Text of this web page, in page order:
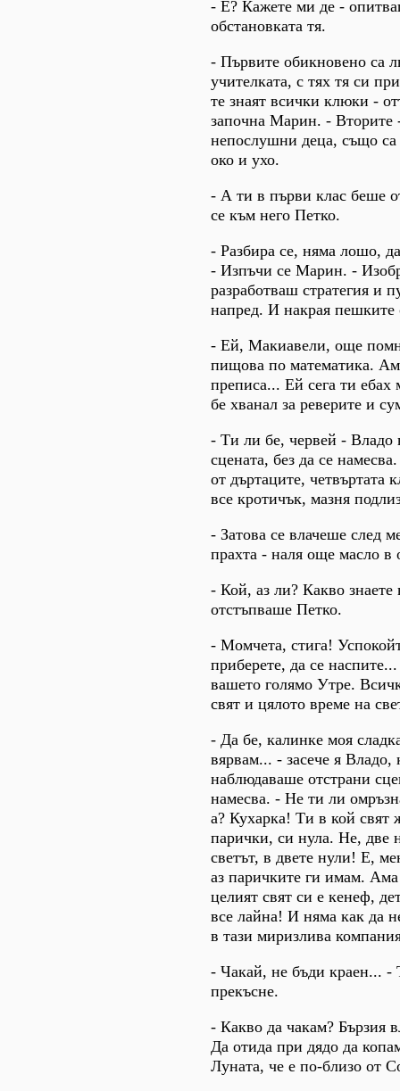
- Е? Кажете ми де -
обстановката тя.
- Първите обикновено са
учителката, с тях тя си
те знаят всички клюки -
започна Марин. - Вторите
непослушни деца, също са
око и ухо.
- А ти в първи клас беше
се към него Петко.
- Разбира се, няма лошо,
- Изпъчи се Марин. -
разработваш стратегия и
напред. И накрая
- Ей, Макиавели, още
пищова по математика.
преписа... Ей сега ти ебах
бе хванал за реверите и
- Ти ли бе, червей - Владо
сцената, без да се
от дъртаците, четвъртата
все кротичък, мазня
- Затова се влачеше след
прахта - наля още масло
- Кой, аз ли? Какво
отстъпваше Петко.
- Момчета, стига!
приберете, да се
вашето голямо Утре.
свят и цялото време на
- Да бе, калинке моя
вярвам... - засече я Владо,
наблюдаваше отстрани
намесва. - Не ти ли
а? Кухарка! Ти в кой
парички, си нула. Не, две
светът, в двете нули! Е,
аз паричките ги имам.
целият свят си е кенеф,
все лайна! И няма как да
в тази миризлива
- Чакай, не бъди краен... -
прекъсне.
- Какво да чакам? Бързия
Да отида при дядо да
Луната, че е по-близо от